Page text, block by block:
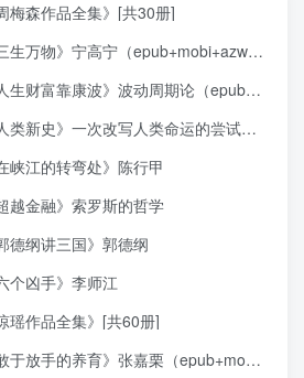
梅森作品全集》[共30册]
生万物》宁高宁（epub+mobi+azw3+pdf）
生财富靠康波》波动周期论（epub+mobi+azw3+pdf）
类新史》一次改写人类命运的尝试（epub+mobi+azw3+pdf）
峡江的转弯处》陈行甲
越金融》索罗斯的哲学
德纲讲三国》郭德纲
个凶手》李师江
瑶作品全集》[共60册]
于放手的养育》张嘉栗（epub+mobi+azw3+pdf）